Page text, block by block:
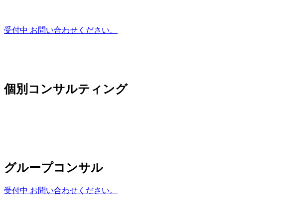
受付中 お問い合わせください。
個別コンサルティング
グループコンサル
受付中 お問い合わせください。